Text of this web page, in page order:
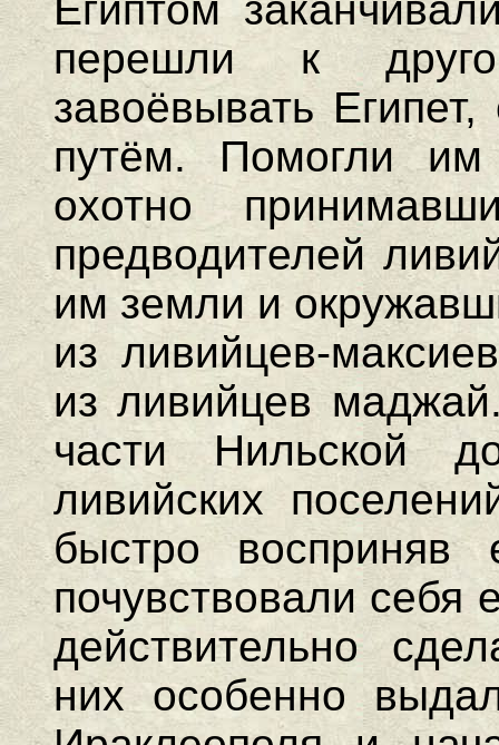
перешли к
завоёвывать
путём. Помогли
охотно
предводителей
им земли и
из ливийцев-
из ливийцев
части Нильской
ливийских
быстро восприняв
почувствовали себя
действительно
них особенно